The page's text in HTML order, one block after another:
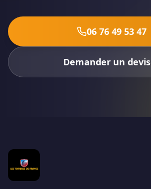
06 76 49 53 47
Demander un devis